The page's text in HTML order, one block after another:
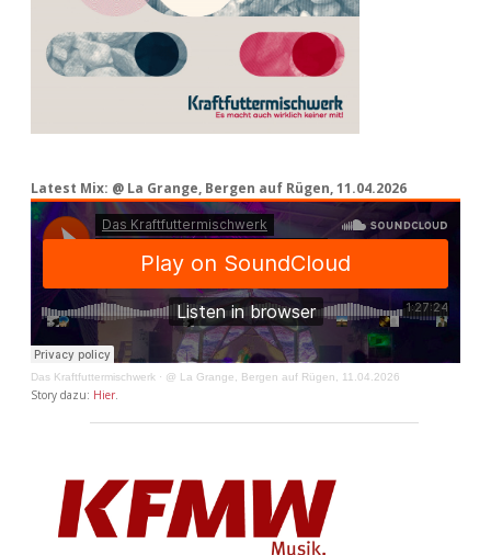
Latest Mix: @ La Grange, Bergen auf Rügen, 11.04.2026
Das Kraftfuttermischwerk · @ La Grange, Bergen auf Rügen, 11.04.2026
Story dazu: Hier.